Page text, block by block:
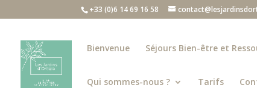
+33 (0)6 14 69 16 58
Bienvenue Séjours Bien-être et
Qui sommes-nous ? Tarifs